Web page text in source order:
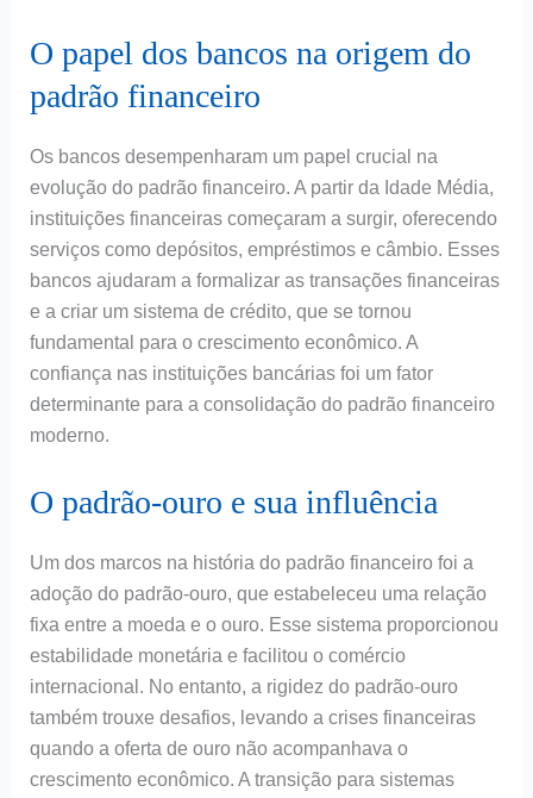
O papel dos bancos na origem do
padrão financeiro
Os bancos desempenharam um papel crucial na
evolução do padrão financeiro. A partir da Idade Média,
instituições financeiras começaram a surgir, oferecendo
serviços como depósitos, empréstimos e câmbio. Esses
bancos ajudaram a formalizar as transações financeiras
e a criar um sistema de crédito, que se tornou
fundamental para o crescimento econômico. A
confiança nas instituições bancárias foi um fator
determinante para a consolidação do padrão financeiro
moderno.
O padrão-ouro e sua influência
Um dos marcos na história do padrão financeiro foi a
adoção do padrão-ouro, que estabeleceu uma relação
fixa entre a moeda e o ouro. Esse sistema proporcionou
estabilidade monetária e facilitou o comércio
internacional. No entanto, a rigidez do padrão-ouro
também trouxe desafios, levando a crises financeiras
quando a oferta de ouro não acompanhava o
crescimento econômico. A transição para sistemas